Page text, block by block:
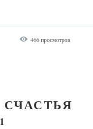
466 просмотров